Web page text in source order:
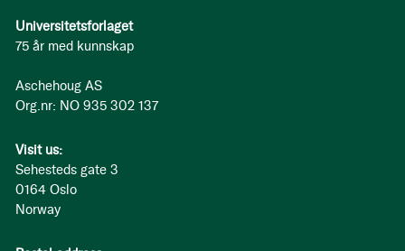
Universitetsforlaget
75 år med kunnskap
Aschehoug AS
Org.nr: NO 935 302 137
Visit us:
Sehesteds gate 3
0164 Oslo
Norway